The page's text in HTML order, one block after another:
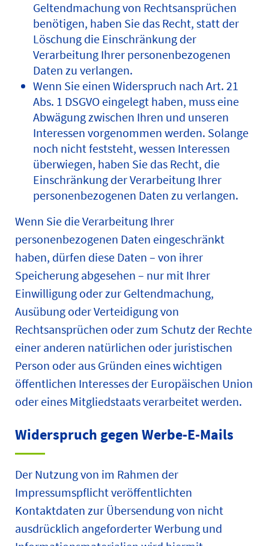
Geltendmachung von Rechtsansprüchen
benötigen, haben Sie das Recht, statt der
Löschung die Einschränkung der
Verarbeitung Ihrer personenbezogenen
Daten zu verlangen.
Wenn Sie einen Widerspruch nach Art. 21
Abs. 1 DSGVO eingelegt haben, muss eine
Abwägung zwischen Ihren und unseren
Interessen vorgenommen werden. Solange
noch nicht feststeht, wessen Interessen
überwiegen, haben Sie das Recht, die
Einschränkung der Verarbeitung Ihrer
personenbezogenen Daten zu verlangen.
Wenn Sie die Verarbeitung Ihrer
personenbezogenen Daten eingeschränkt
haben, dürfen diese Daten – von ihrer
Speicherung abgesehen – nur mit Ihrer
Einwilligung oder zur Geltendmachung,
Ausübung oder Verteidigung von
Rechtsansprüchen oder zum Schutz der Rechte
einer anderen natürlichen oder juristischen
Person oder aus Gründen eines wichtigen
öffentlichen Interesses der Europäischen Union
oder eines Mitgliedstaats verarbeitet werden.
Widerspruch gegen Werbe-E-Mails
Der Nutzung von im Rahmen der
Impressumspflicht veröffentlichten
Kontaktdaten zur Übersendung von nicht
ausdrücklich angeforderter Werbung und